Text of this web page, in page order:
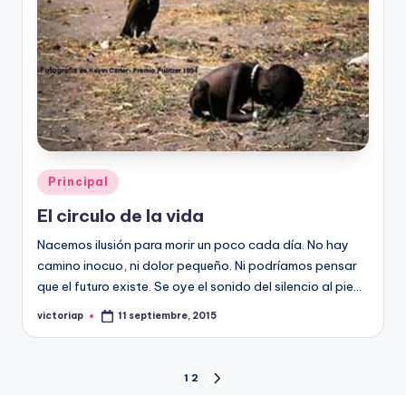
Publicado
en
Principal
El circulo de la vida
Nacemos ilusión para morir un poco cada día. No hay
camino inocuo, ni dolor pequeño. Ni podríamos pensar
que el futuro existe. Se oye el sonido del silencio al pie…
Publicado
victoriap 11 septiembre, 2015
1 2